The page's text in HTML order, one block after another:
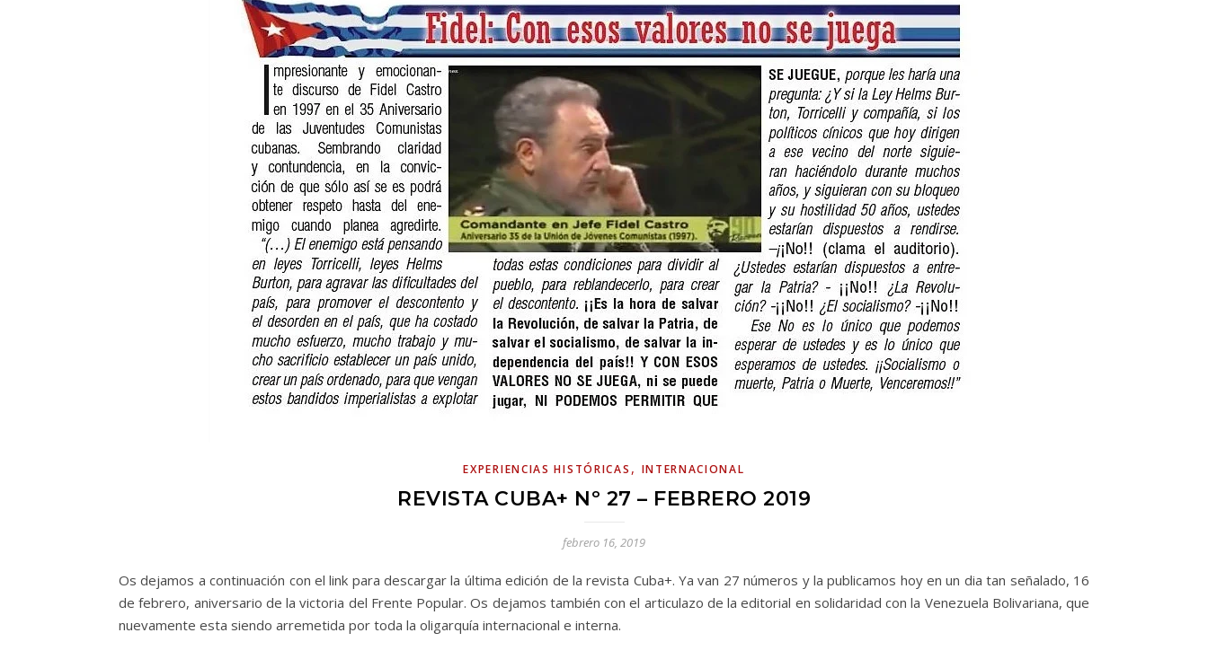
EXPERIENCIAS HISTÓRICAS , INTERNACIONAL
REVISTA CUBA+ Nº 27 – FEBRERO 2019
febrero 16, 2019
Os dejamos a continuación con el link para descargar la última edición de la revista Cuba+. Ya van 27 números y la publicamos hoy en un dia tan señalado, 16
de febrero, aniversario de la victoria del Frente Popular. Os dejamos también con el articulazo de la editorial en solidaridad con la Venezuela Bolivariana, que
nuevamente esta siendo arremetida por toda la oligarquía internacional e interna.